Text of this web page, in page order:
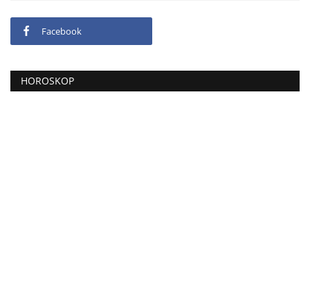
Facebook
HOROSKOP